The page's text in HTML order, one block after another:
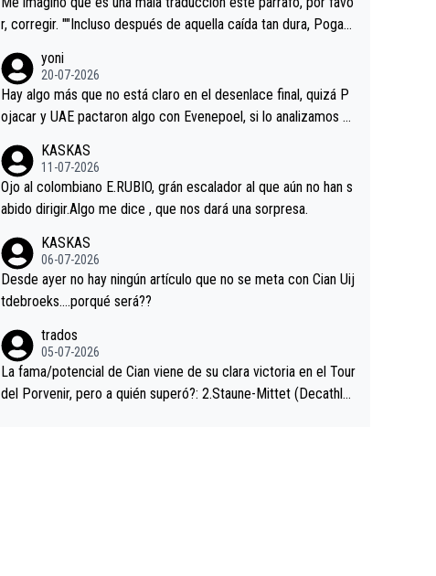
r, corregir. ""Incluso después de aquella caída tan dura, Pogac
rd permaneció pegado a su rueda. Parecía increíble la forma
en la que era capaz de controlar el miedo", recordó."
yoni
20-07-2026
Hay algo más que no está claro en el desenlace final, quizá P
ojacar y UAE pactaron algo con Evenepoel, si lo analizamos P
casi sin pedalear, luego está el saludo con Evenepoel dándose
la mano de una manera muy fraternal, más allá de los típicos t
oques en el hombro con que saludaba a Vingegard. Ahí hubo u
o aprieta, a ver si por querer poner a Del Toro con calzador e
n posición de podio UAE y Pojacar se van complicar el tour.
KASKAS
11-07-2026
Ojo al colombiano E.RUBIO, grán escalador al que aún no han s
abido dirigir.Algo me dice , que nos dará una sorpresa.
KASKAS
06-07-2026
Desde ayer no hay ningún artículo que no se meta con Cian Uij
tdebroeks….porqué será??
trados
05-07-2026
La fama/potencial de Cian viene de su clara victoria en el Tour
del Porvenir, pero a quién superó?: 2.Staune-Mittet (Decathlo